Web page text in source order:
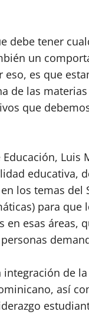
debe tener
un
es que
de las
que
Luis
educativa,
los temas del
para
esas áreas,
de
así